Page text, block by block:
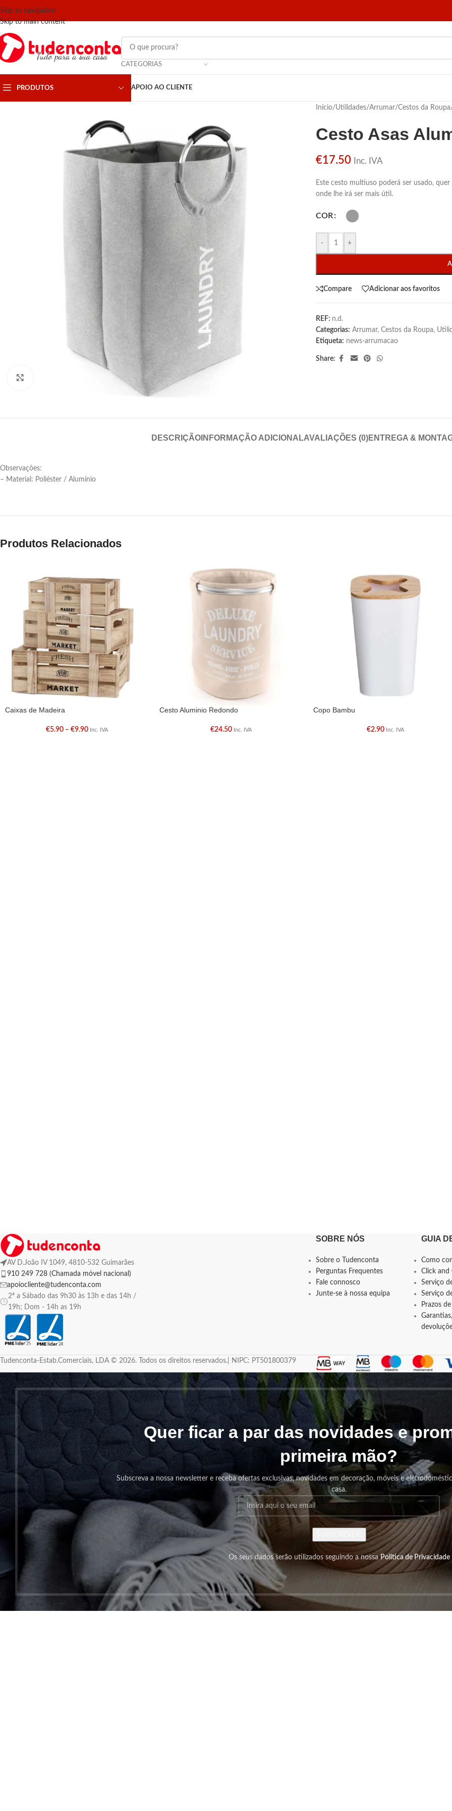
Skip to navigation
Skip to main content
CATEGORIAS
PRODUTOS APOIO AO CLIENTE
Início/Utilidades/Arrumar/Cestos da Roupa
Cesto Asas
€17.50 Inc. IVA
Este cesto multiuso poderá ser usado,
onde lhe irá ser mais útil.
COR
- +
Compare Adicionar aos favoritos
REF: n.d.
Categorias: Arrumar, Cestos da Roupa,
Etiqueta: news-arrumacao
Share:
DESCRIÇÃOINFORMAÇÃO ADICIONALAVALIAÇÕES (0)ENTREGA &
Observações:
– Material: Poliéster / Alumínio
Produtos Relacionados
Caixas de Madeira
€5.90 – €9.90 Inc. IVA
Cesto Aluminio Redondo
€24.50 Inc. IVA
Copo Bambu
€2.90 Inc. IVA
AV D.João IV 1049, 4810-532 Guimarães
910 249 728 (Chamada móvel nacional)
apoiocliente@tudenconta.com
2ª a Sábado das 9h30 às 13h e das 14h /
19h; Dom - 14h as 19h
SOBRE NÓS
Sobre o Tudenconta
Perguntas Frequentes
Fale connosco
Junte-se à nossa equipa
GUIA
Como
Click and
Serviço
Serviço
Prazos
Tudenconta-Estab.Comerciais, LDA © 2026. Todos os direitos reservados.| NIPC: PT501800379
Quer ficar a par das novidades e
primeira mão?
Subscreva a nossa newsletter e receba ofertas exclusivas, novidades em decoração, móveis e
casa.
Os seus dados serão utilizados seguindo a nossaPolitica de Privacidade